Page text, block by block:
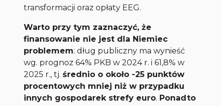
transformacji oraz opłaty EEG.
Warto przy tym zaznaczyć, że
finansowanie nie jest dla Niemiec
problemem: dług publiczny ma wynieść
wg. prognoz 64% PKB w 2024 r. i 61,8% w
2025 r., tj.średnio o około -25 punktów
procentowych mniej niż w przypadku
innych gospodarek strefy euro. Ponadto